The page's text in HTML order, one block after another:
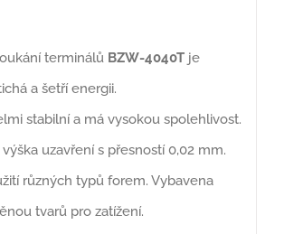
terminálů BZW-4040Tje
a šetří energii.
stabilní a má vysokou spolehlivost.
uzavření s přesností 0,02 mm.
různých typů forem. Vybavena
tvarů pro zatížení.